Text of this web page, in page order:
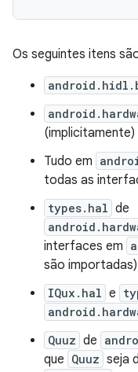
Os seguintes itens
(implicitamente)
Tudo em
todas as
types.hal de
interfaces em
são importadas)
IQux.hal e
Quuz de
que Quuz seja